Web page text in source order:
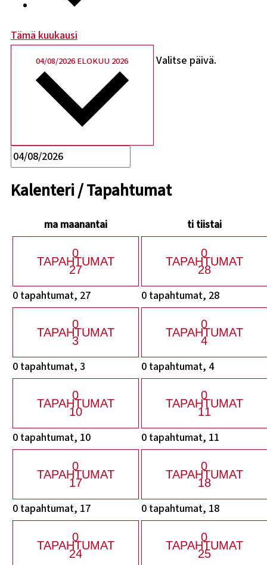
Tämä kuukausi
04/08/2026ELOKUU 2026 Valitse päivä.
Kalenteri / Tapahtumat
mamaanantai titiistai
0
TAPAHTUMAT
27
0 tapahtumat, 27
0
TAPAHTUMAT
28
0 tapahtumat, 28
0
TAPAHTUMAT
3
0 tapahtumat,3
0
TAPAHTUMAT
4
0 tapahtumat, 4
0
TAPAHTUMAT
10
0 tapahtumat, 10
0
TAPAHTUMAT
11
0 tapahtumat, 11
0
TAPAHTUMAT
17
0 tapahtumat, 17
0
TAPAHTUMAT
18
0 tapahtumat, 18
0
TAPAHTUMAT
24
0
TAPAHTUMAT
25